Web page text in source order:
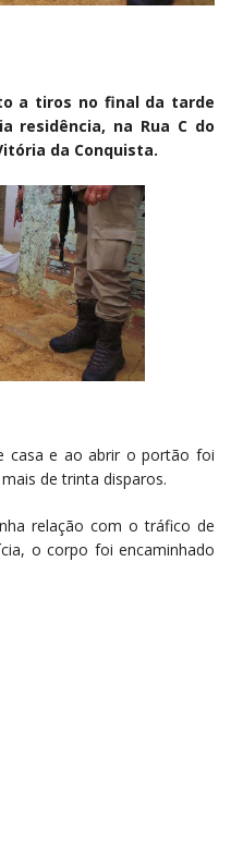
a tiros no final da tarde
residência, na Rua C do
da Conquista.
casa e ao abrir o portão foi
de trinta disparos.
relação com o tráfico de
o corpo foi encaminhado